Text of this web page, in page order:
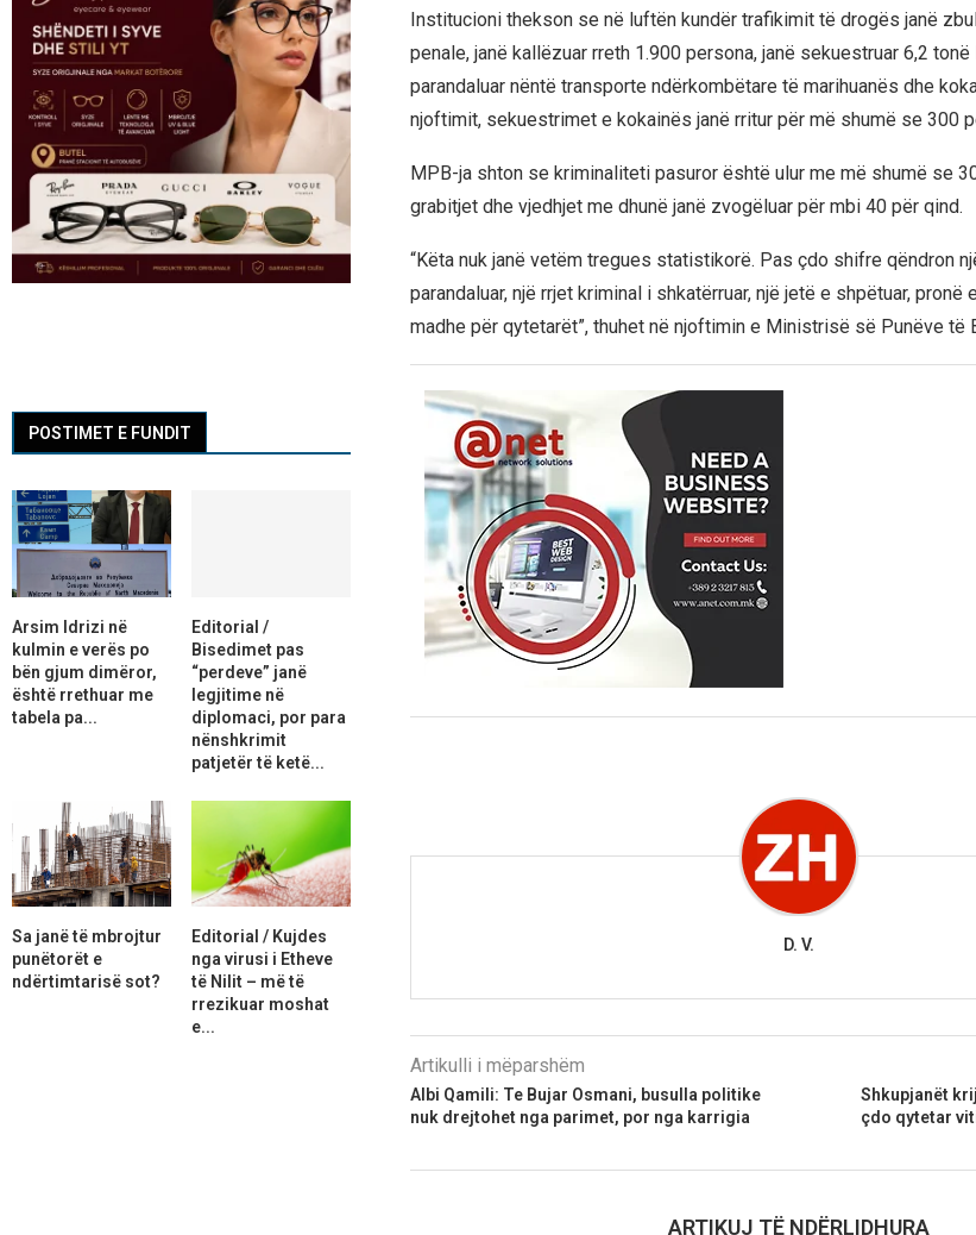
Institucioni thekson se në luftën kundër trafikimit të drogës janë
penale, janë kallëzuar rreth 1.900 persona, janë sekuestruar 6,2
parandaluar nëntë transporte ndërkombëtare të marihuanës dhe
njoftimit, sekuestrimet e kokainës janë rritur për më shumë se 300
MPB-ja shton se kriminaliteti pasuror është ulur me më shumë se
grabitjet dhe vjedhjet me dhunë janë zvogëluar për mbi 40 për qind.
“Këta nuk janë vetëm tregues statistikorë. Pas çdo shifre qëndron
parandaluar, një rrjet kriminal i shkatërruar, një jetë e shpëtuar, pronë
madhe për qytetarët”, thuhet në njoftimin e Ministrisë së Punëve të
D. V.
Artikulli i mëparshëm
Albi Qamili: Te Bujar Osmani, busulla politike
nuk drejtohet nga parimet, por nga karrigia
Shkupjanët
çdo qytetar
ARTIKUJ TË NDËRLIDHURA
POSTIMET E FUNDIT
Arsim Idrizi në
kulmin e verës po
bën gjum dimëror,
është rrethuar me
tabela pa...
Editorial /
Bisedimet pas
“perdeve” janë
legjitime në
diplomaci, por para
nënshkrimit
patjetër të ketë...
Sa janë të mbrojtur
punëtorët e
ndërtimtarisë sot?
Editorial / Kujdes
nga virusi i Etheve
të Nilit – më të
rrezikuar moshat
e...